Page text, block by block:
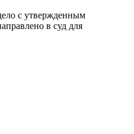
с утвержденным
в суд для